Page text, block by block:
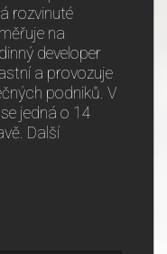
rozvinuté
na
developer
a provozuje
podniků. V
jedná o 14
Další